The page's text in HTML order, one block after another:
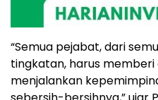
“Semua pejabat, dari
tingkatan, harus
menjalankan